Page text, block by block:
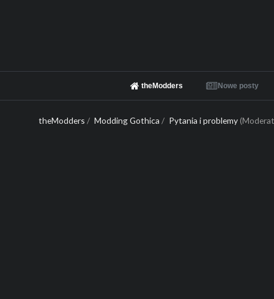
theModders Nowe posty
theModders / Modding Gothica / Pytania i problemy